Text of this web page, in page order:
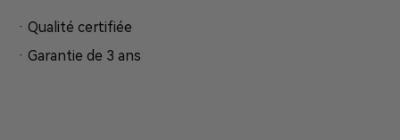
· Qualité certifiée
· Garantie de 3 ans